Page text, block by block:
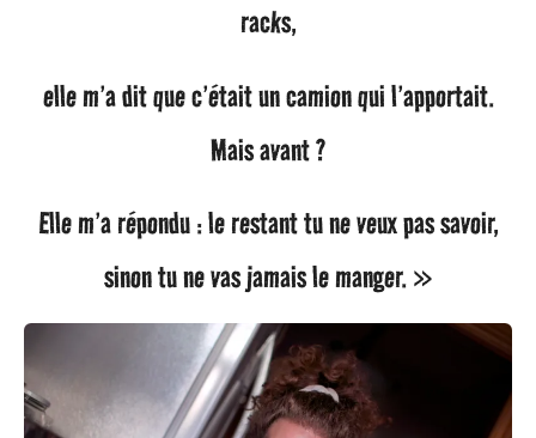
racks,
elle m’a dit que c’était un camion qui l’apportait.
Mais avant ?
Elle m’a répondu : le restant tu ne veux pas savoir,
sinon tu ne vas jamais le manger. »